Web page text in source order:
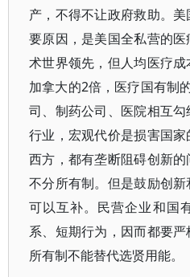
产，不得不让政府救助。
要原因，是美国全私营的
术世界领先，但人均医疗成
加拿大的2倍，医疗国有制
司、制药公司、医院相互
行业，宏观代价是损害国
西方，都有垄断阻碍创新
不分所有制。但是鼓励创
可以互补。民营企业和国
系、短期行为，因而都要严
所有制不能替代选贤用能。